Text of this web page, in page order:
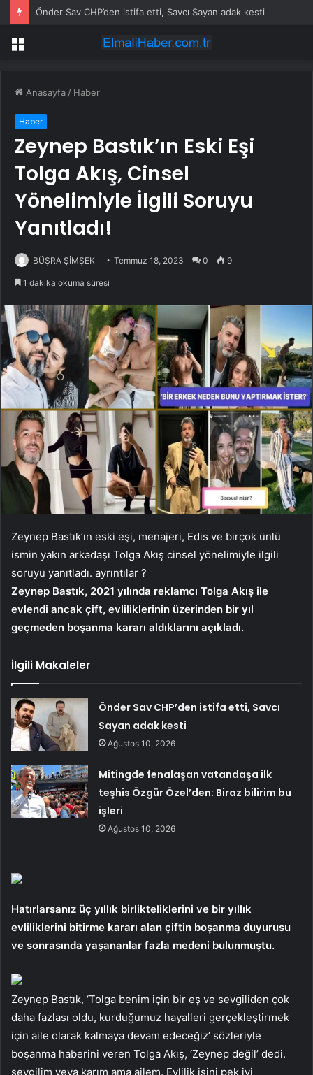
Önder Sav CHP’den istifa etti, Savcı Sayan adak kesti
Menü
Anasayfa / Haber
Haber
Zeynep Bastık’ın Eski Eşi
Tolga Akış, Cinsel
Yönelimiyle İlgili Soruyu
Yanıtladı!
BÜŞRA ŞİMŞEK Temmuz 18, 2023 0 9
1 dakika okuma süresi
Zeynep Bastık’ın eski eşi, menajeri, Edis ve birçok ünlü
ismin yakın arkadaşı Tolga Akış cinsel yönelimiyle ilgili
soruyu yanıtladı. ayrıntılar ?
Zeynep Bastık, 2021 yılında reklamcı Tolga Akış ile
evlendi ancak çift, evliliklerinin üzerinden bir yıl
geçmeden boşanma kararı aldıklarını açıkladı.
İlgili Makaleler
Önder Sav CHP’den istifa etti, Savcı
Sayan adak kesti
Ağustos 10, 2026
Mitingde fenalaşan vatandaşa ilk
teşhis Özgür Özel’den: Biraz bilirim bu
işleri
Ağustos 10, 2026
Hatırlarsanız üç yıllık birlikteliklerini ve bir yıllık
evliliklerini bitirme kararı alan çiftin boşanma duyurusu
ve sonrasında yaşananlar fazla medeni bulunmuştu.
Zeynep Bastık, ‘Tolga benim için bir eş ve sevgiliden çok
daha fazlası oldu, kurduğumuz hayalleri gerçekleştirmek
için aile olarak kalmaya devam edeceğiz’ sözleriyle
boşanma haberini veren Tolga Akış, ‘Zeynep değil’ dedi.
sevgilim veya karım ama ailem. Evlilik işini pek iyi